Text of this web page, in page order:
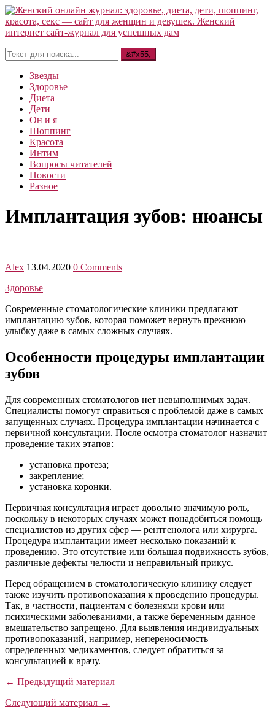
Звезды
Здоровье
Диета
Дети
Он и я
Шоппинг
Красота
Интим
Вопросы читателей
Новости
Разное
Имплантация зубов: нюансы
Alex 13.04.2020 0 Comments
Здоровье
Современные стоматологические клиники предлагают
имплантацию зубов, которая поможет вернуть прежнюю
улыбку даже в самых сложных случаях.
Особенности процедуры имплантации
зубов
Для современных стоматологов нет невыполнимых задач.
Специалисты помогут справиться с проблемой даже в самых
запущенных случаях. Процедура имплантации начинается с
первичной консультации. После осмотра стоматолог назначит
проведение таких этапов:
установка протеза;
закрепление;
установка коронки.
Первичная консультация играет довольно значимую роль,
поскольку в некоторых случаях может понадобиться помощь
специалистов из других сфер — рентгенолога или хирурга.
Процедура имплантации имеет несколько показаний к
проведению. Это отсутствие или большая подвижность зубов,
различные дефекты челюсти и неправильный прикус.
Перед обращением в стоматологическую клинику следует
также изучить противопоказания к проведению процедуры.
Так, в частности, пациентам с болезнями крови или
психическими заболеваниями, а также беременным данное
вмешательство запрещено. Для выявления индивидуальных
противопоказаний, например, непереносимость
определенных медикаментов, следует обратиться за
консультацией к врачу.
← Предыдущий материал
Следующий материал →